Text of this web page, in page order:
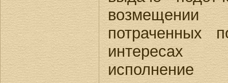
потраченных
интересах